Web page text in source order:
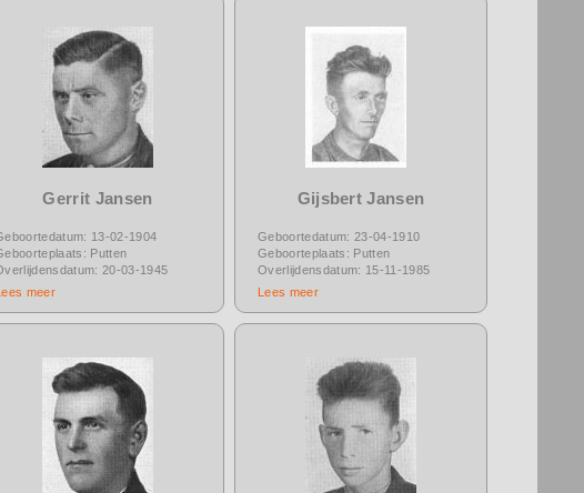
Gerrit Jansen
13-02-1904
Putten
20-03-1945
meer
Gijsbert Jansen
Geboortedatum: 23-04-1910
Geboorteplaats: Putten
Overlijdensdatum: 15-11-1985
Lees meer